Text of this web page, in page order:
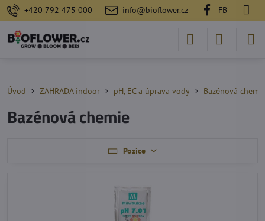
+420 792 475 000 info@bioflower.cz FB
Úvod ZAHRADA indoor pH, EC a úprava vody Bazénová chemie
Bazénová chemie
Pozice